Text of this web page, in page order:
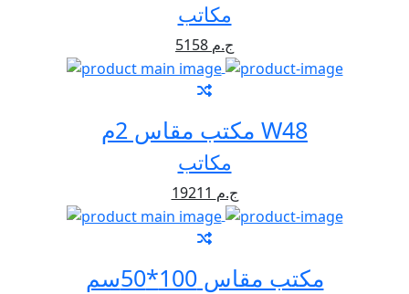
مكاتب
5158 ج.م
مكتب مقاس 2م W48
مكاتب
19211 ج.م
مكتب مقاس 100*50سم